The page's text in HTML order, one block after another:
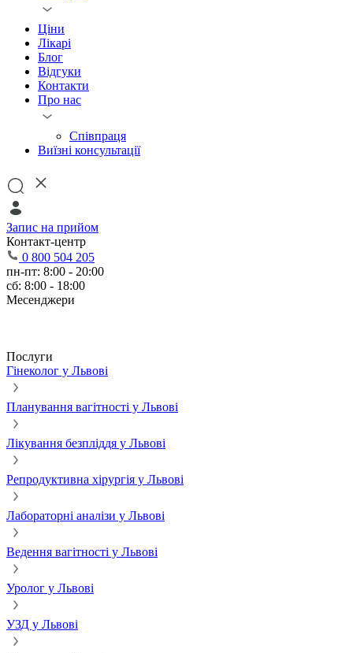
Ціни
Лікарі
Блог
Відгуки
Контакти
Про нас
Співпраця
Виїзні консультації
Запис на прийом
Контакт-центр
0 800 504 205
пн-пт: 8:00 - 20:00
сб: 8:00 - 18:00
Месенджери
Послуги
Гінеколог у Львові
Планування вагітності у Львові
Лікування безпліддя у Львові
Репродуктивна хірургія у Львові
Лабораторні аналізи у Львові
Ведення вагітності у Львові
Уролог у Львові
УЗД у Львові